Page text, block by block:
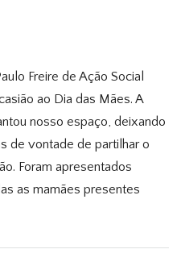
Freire de Ação Social
ao Dia das Mães. A
nosso espaço, deixando
de vontade de partilhar o
Foram apresentados
as mamães presentes